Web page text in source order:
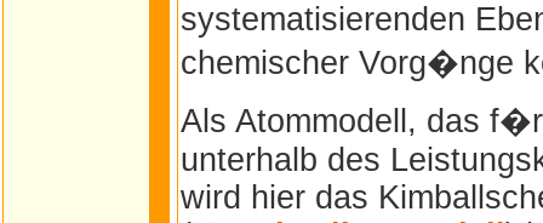
systematisierenden
chemischer Vorg�nge
Als Atommodell, das
unterhalb des
wird hier das